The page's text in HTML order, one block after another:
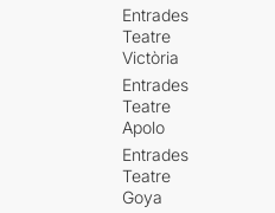
Entrades
Teatre
Victòria
Entrades
Teatre
Apolo
Entrades
Teatre
Goya